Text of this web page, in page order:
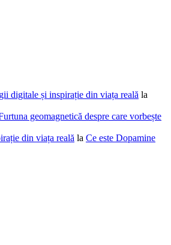
digitale și inspirație din viața reală la
geomagnetică despre care vorbește
din viața reală la Ce este Dopamine